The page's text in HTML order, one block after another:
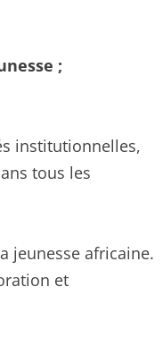
;
institutionnelles,
tous les
jeunesse africaine.
et